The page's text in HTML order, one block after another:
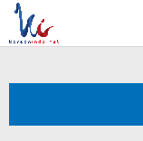
Skip
content